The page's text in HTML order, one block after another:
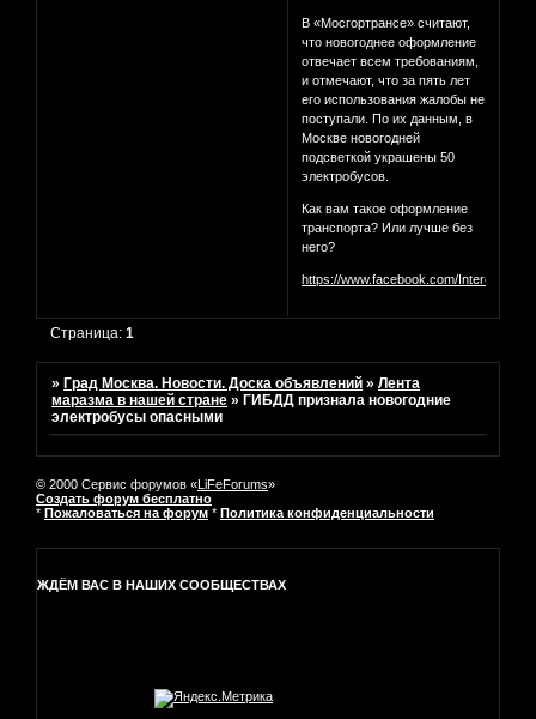
В «Мосгортрансе» считают,
что новогоднее оформление
отвечает всем требованиям,
и отмечают, что за пять лет
его использования жалобы не
поступали. По их данным, в
Москве новогодней
подсветкой украшены 50
электробусов.
Как вам такое оформление
транспорта? Или лучше без
него?
https://www.facebook.com/
Страница:1
»Град Москва. Новости. Доска объявлений »Лента
маразма в нашей стране »ГИБДД признала новогодние
электробусы опасными
© 2000 Сервис форумов «LiFeForums»
Создать форум бесплатно
* Пожаловаться на форум * Политика конфиденциальности
ЖДЁМ ВАС В НАШИХ СООБЩЕСТВАХ